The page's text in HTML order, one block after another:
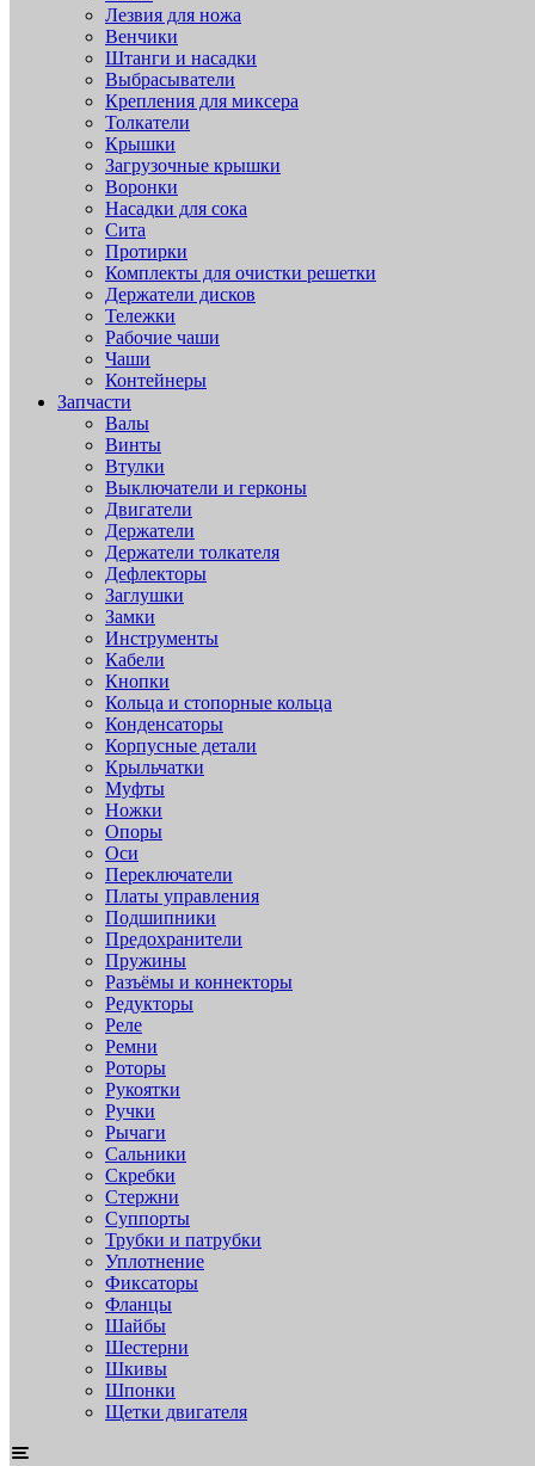
Лезвия для ножа
Венчики
Штанги и насадки
Выбрасыватели
Крепления для миксера
Толкатели
Крышки
Загрузочные крышки
Воронки
Насадки для сока
Сита
Протирки
Комплекты для очистки решетки
Держатели дисков
Тележки
Рабочие чаши
Чаши
Контейнеры
Запчасти
Валы
Винты
Втулки
Выключатели и герконы
Двигатели
Держатели
Держатели толкателя
Дефлекторы
Заглушки
Замки
Инструменты
Кабели
Кнопки
Кольца и стопорные кольца
Конденсаторы
Корпусные детали
Крыльчатки
Муфты
Ножки
Опоры
Оси
Переключатели
Платы управления
Подшипники
Предохранители
Пружины
Разъёмы и коннекторы
Редукторы
Реле
Ремни
Роторы
Рукоятки
Ручки
Рычаги
Сальники
Скребки
Стержни
Суппорты
Трубки и патрубки
Уплотнение
Фиксаторы
Фланцы
Шайбы
Шестерни
Шкивы
Шпонки
Щетки двигателя